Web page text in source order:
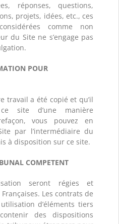
réponses, questions,
projets, idées, etc., ces
comme non
du Site ne s’engage pas
POUR
travail a été copié et qu’il
site d’une manière
vous pouvez en
par l’intermédiaire du
à disposition sur ce site.
COMPETENT
seront régies et
Les contrats de
d’éléments tiers
des dispositions